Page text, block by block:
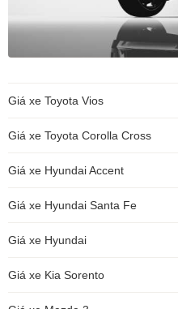
Giá xe Toyota Vios
Giá xe Toyota Corolla Cross
Giá xe Hyundai Accent
Giá xe Hyundai Santa Fe
Giá xe Hyundai
Giá xe Kia Sorento